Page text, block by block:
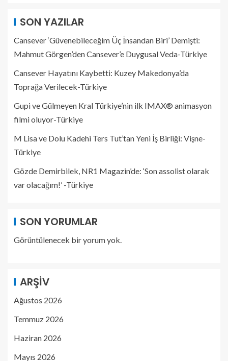
SON YAZILAR
Cansever ‘Güvenebileceğim Üç İnsandan Biri’ Demişti:
Mahmut Görgen’den Cansever’e Duygusal Veda-Türkiye
Cansever Hayatını Kaybetti: Kuzey Makedonya’da
Toprağa Verilecek-Türkiye
Gupi ve Gülmeyen Kral Türkiye’nin ilk IMAX® animasyon
filmi oluyor-Türkiye
M Lisa ve Dolu Kadehi Ters Tut’tan Yeni İş Birliği: Vişne-
Türkiye
Gözde Demirbilek, NR1 Magazin’de: ‘Son assolist olarak
var olacağım!’ -Türkiye
SON YORUMLAR
Görüntülenecek bir yorum yok.
ARŞIV
Ağustos 2026
Temmuz 2026
Haziran 2026
Mayıs 2026